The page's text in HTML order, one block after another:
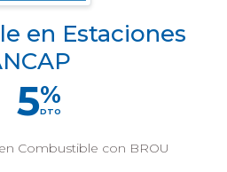
en Estaciones
5%
DTO
Combustible con BROU